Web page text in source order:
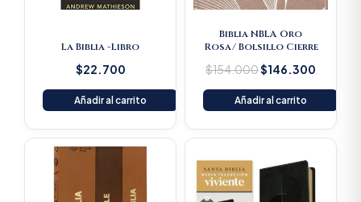
La Biblia -Libro
$22.700
Añadir al carrito
Biblia NBLA Oro
Rosa/ Bolsillo Cierre
$154.000$146.300
Añadir al carrito
Original
$159.000.
Current
$151.050.
was:
$145.200.
Current
is: